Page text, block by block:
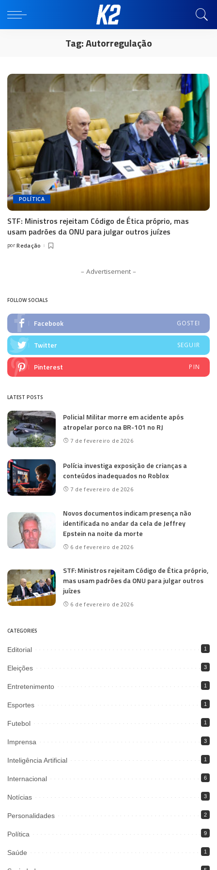
Tag:Autorregulação
POLÍTICA
STF: Ministros rejeitam Código de Ética próprio, mas
usam padrões da ONU para julgar outros juízes
Posted
por Redação
– Advertisement –
FOLLOW SOCIALS
Facebook GOSTEI
Twitter SEGUIR
Pinterest PIN
LATEST POSTS
Policial Militar morre em acidente após
atropelar porco na BR-101 no RJ
7 de fevereiro de 2026
Polícia investiga exposição de crianças a
conteúdos inadequados no Roblox
7 de fevereiro de 2026
Novos documentos indicam presença não
identificada no andar da cela de Jeffrey
Epstein na noite da morte
6 de fevereiro de 2026
STF: Ministros rejeitam Código de Ética próprio,
mas usam padrões da ONU para julgar outros
juízes
6 de fevereiro de 2026
CATEGORIES
Editorial 1
Eleições 3
Entretenimento 1
Esportes 1
Futebol 1
Imprensa 3
Inteligência Artificial 1
Internacional 6
Notícias 3
Personalidades 2
Política 9
Saúde 1